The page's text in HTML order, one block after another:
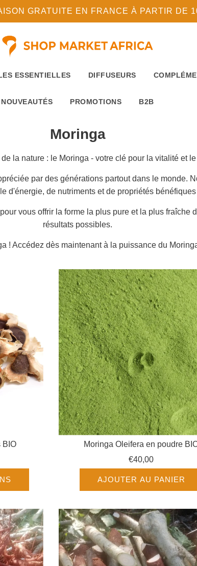
GRATUITE EN FRANCE À PARTIR DE
ESSENTIELLES DIFFUSEURS
NOUVEAUTÉS PROMOTIONS B2B
Moringa
la nature : le Moringa - votre clé pour la vitalité et
par des générations partout dans le monde.
d'énergie, de nutriments et de propriétés
vous offrir la forme la plus pure et la plus
résultats possibles.
! Accédez dès maintenant à la puissance du
BIO
Moringa Oleifera en poudre
€40,00
AJOUTER AU PANIER